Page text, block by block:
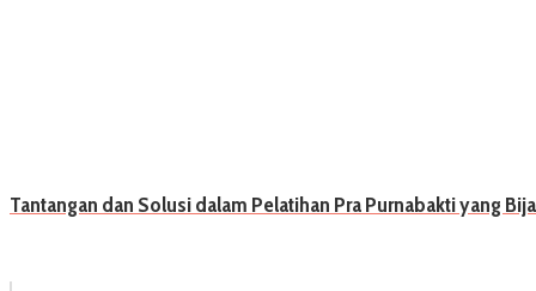
Tantangan dan Solusi dalam Pelatihan Pra Purnabakti yang